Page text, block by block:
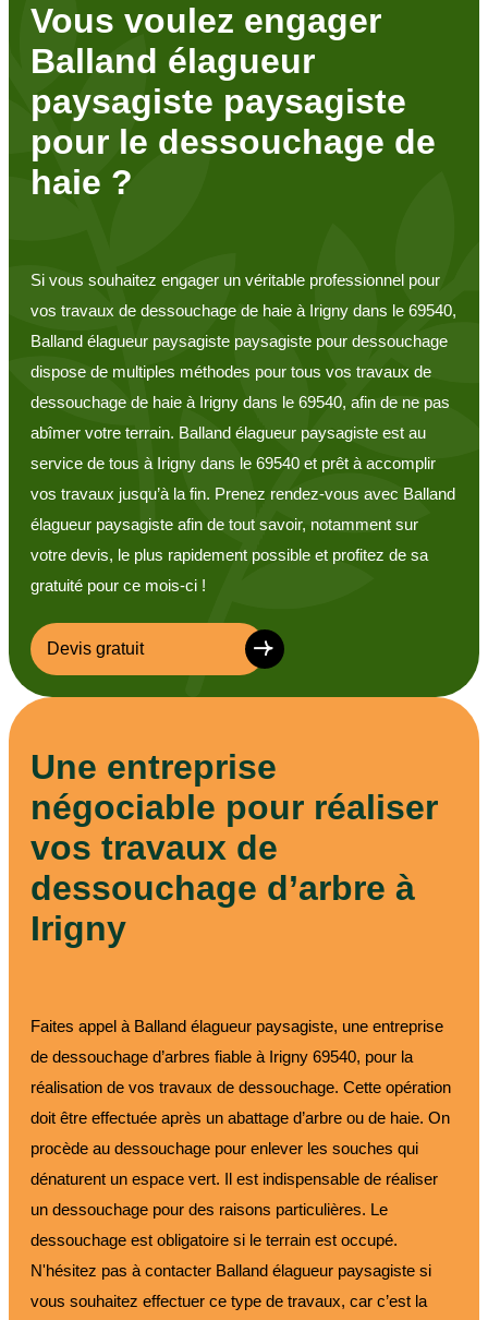
Vous voulez engager
Balland élagueur
paysagiste paysagiste
pour le dessouchage de
haie ?
Si vous souhaitez engager un véritable professionnel pour
vos travaux de dessouchage de haie à Irigny dans le 69540,
Balland élagueur paysagiste paysagiste pour dessouchage
dispose de multiples méthodes pour tous vos travaux de
dessouchage de haie à Irigny dans le 69540, afin de ne pas
abîmer votre terrain. Balland élagueur paysagiste est au
service de tous à Irigny dans le 69540 et prêt à accomplir
vos travaux jusqu’à la fin. Prenez rendez-vous avec Balland
élagueur paysagiste afin de tout savoir, notamment sur
votre devis, le plus rapidement possible et profitez de sa
gratuité pour ce mois-ci !
Devis gratuit
Une entreprise
négociable pour réaliser
vos travaux de
dessouchage d’arbre à
Irigny
Faites appel à Balland élagueur paysagiste, une entreprise
de dessouchage d’arbres fiable à Irigny 69540, pour la
réalisation de vos travaux de dessouchage. Cette opération
doit être effectuée après un abattage d’arbre ou de haie. On
procède au dessouchage pour enlever les souches qui
dénaturent un espace vert. Il est indispensable de réaliser
un dessouchage pour des raisons particulières. Le
dessouchage est obligatoire si le terrain est occupé.
N'hésitez pas à contacter Balland élagueur paysagiste si
vous souhaitez effectuer ce type de travaux, car c’est la